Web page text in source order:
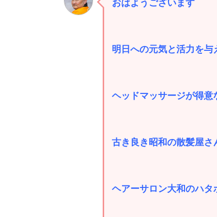
明日への元気と活力を与
ヘッドマッサージが得意
古き良き昭和の散髪屋さ
ヘアーサロン大和のハタ